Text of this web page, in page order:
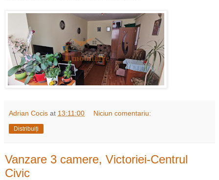
Adrian Cocis at 13:11:00 Niciun comentariu:
Distribuiți
Vanzare 3 camere, Victoriei-Centrul
Civic